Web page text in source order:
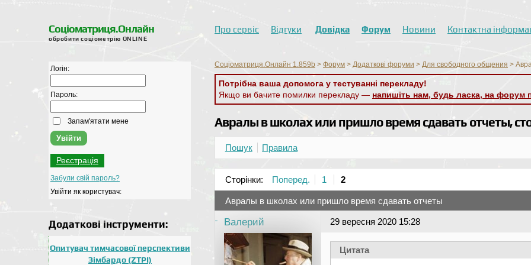
Соціоматриця.Онлайн
обробити соціометрію ONLINE
Про сервіс Відгуки Довідка Форум Новини Контактна
Соціоматриця.Онлайн 1.859b > Форум > Додаткові форуми > Для свободного общения >
Потрібна ваша допомога у тестуванні перекладу!
Якщо ви бачите помилки перекладу — напишіть нам, будь ласка, на форум
Авралы в школах или пришло время сдавать отчеты,
Пошук Правила
Сторінки: Поперед. 1 2
Авралы в школах или пришло время сдавать отчеты
Валерий 29 вересня 2020 15:28
Цитата
Логін:
Пароль:
Запам'ятати мене
Реєстрація
Забули свій пароль?
Увійти як користувач:
Додаткові інструменти:
Опитувач тимчасової перспективи
Зімбардо (ZTPI)